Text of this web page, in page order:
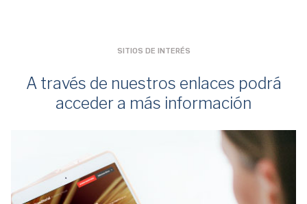
SITIOS DE INTERÉS
A través de nuestros enlaces podrá
acceder a más información